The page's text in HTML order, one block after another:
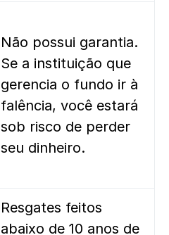
Não possui garantia.
Se a instituição que
gerencia o fundo ir à
falência, você estará
sob risco de perder
seu dinheiro.
Resgates feitos
abaixo de 10 anos de